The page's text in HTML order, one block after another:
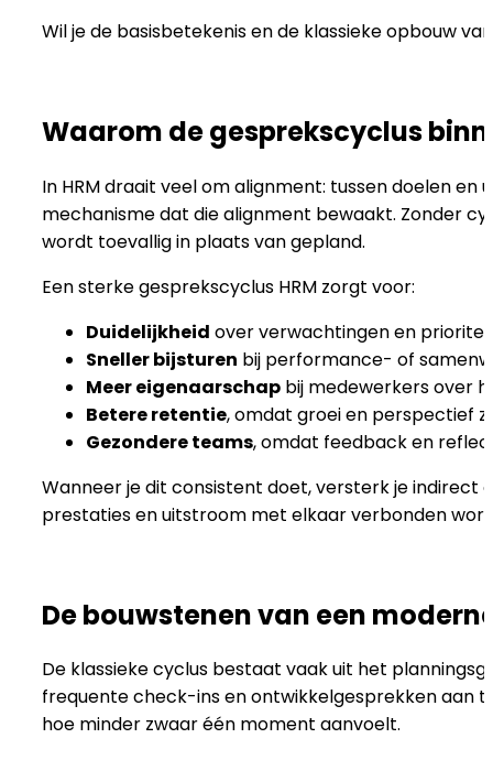
Wil je de basisbetekenis en de klassieke opbouw
Waarom de gesprekscyclus
In HRM draait veel om alignment: tussen doelen
mechanisme dat die alignment bewaakt. Zonder
wordt toevallig in plaats van gepland.
Een sterke gesprekscyclus HRM zorgt voor:
Duidelijkheid over verwachtingen en
Sneller bijsturen bij performance- of
Meer eigenaarschap bij medewerkers over
Betere retentie, omdat groei en perspectief
Gezondere teams, omdat feedback en
Wanneer je dit consistent doet, versterk je indirect
prestaties en uitstroom met elkaar verbonden
De bouwstenen van een
De klassieke cyclus bestaat vaak uit het
frequente check-ins en ontwikkelgesprekken aan
hoe minder zwaar één moment aanvoelt.